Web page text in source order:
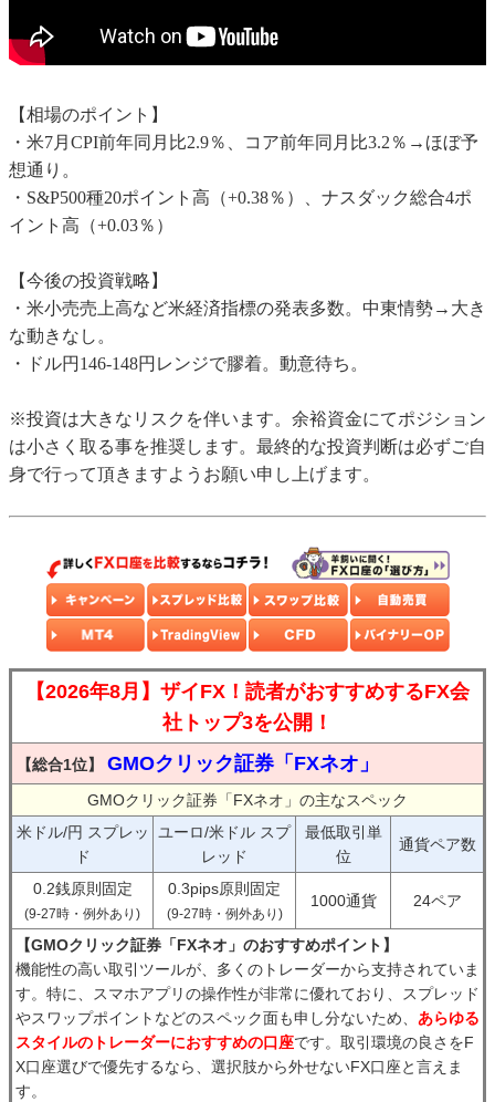
【相場のポイント】
・米7月CPI前年同月比2.9％、コア前年同月比3.2％→ほぼ予
想通り。
・S&P500種20ポイント高（+0.38％）、ナスダック総合4ポ
イント高（+0.03％）
【今後の投資戦略】
・米小売売上高など米経済指標の発表多数。中東情勢→大き
な動きなし。
・ドル円146-148円レンジで膠着。動意待ち。
※投資は大きなリスクを伴います。余裕資金にてポジション
は小さく取る事を推奨します。最終的な投資判断は必ずご自
身で行って頂きますようお願い申し上げます。
【2026年8月】ザイFX！読者がおすすめするFX会
社トップ3を公開！
【総合1位】 GMOクリック証券「FXネオ」
GMOクリック証券「FXネオ」の主なスペック
米ドル/円 スプレッ
ド
ユーロ/米ドル スプ
レッド
最低取引単
位
通貨ペア数
0.2銭原則固定
(9-27時・例外あり)
0.3pips原則固定
(9-27時・例外あり)
1000通貨 24ペア
【GMOクリック証券「FXネオ」のおすすめポイント】
機能性の高い取引ツールが、多くのトレーダーから支持されていま
す。特に、スマホアプリの操作性が非常に優れており、スプレッド
やスワップポイントなどのスペック面も申し分ないため、 あらゆる
スタイルのトレーダーにおすすめの口座です。取引環境の良さをF
X口座選びで優先するなら、選択肢から外せないFX口座と言えま
す。